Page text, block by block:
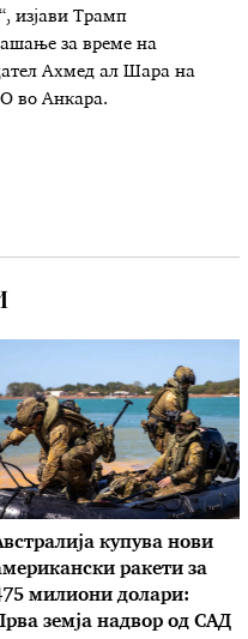
изјави Трамп
за време на
Ахмед ал Шара на
во Анкара.
купува нови
ракети за
милиони долари:
земја надвор од САД